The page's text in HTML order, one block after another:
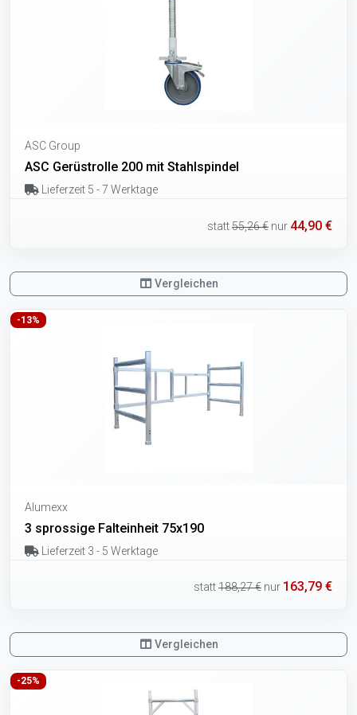
ASC Group
ASC Gerüstrolle 200 mit Stahlspindel
Lieferzeit 5 - 7 Werktage
statt55,26 € nur 44,90 €
Vergleichen
-13%
Alumexx
3 sprossige Falteinheit 75x190
Lieferzeit 3 - 5 Werktage
statt188,27 € nur 163,79 €
Vergleichen
-25%